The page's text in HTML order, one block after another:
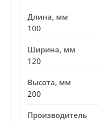
Длина, мм
100
Ширина, мм
120
Высота, мм
200
Производитель